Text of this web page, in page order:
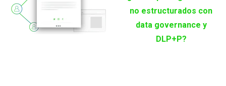
no estructurados con
data governance y
DLP+P?